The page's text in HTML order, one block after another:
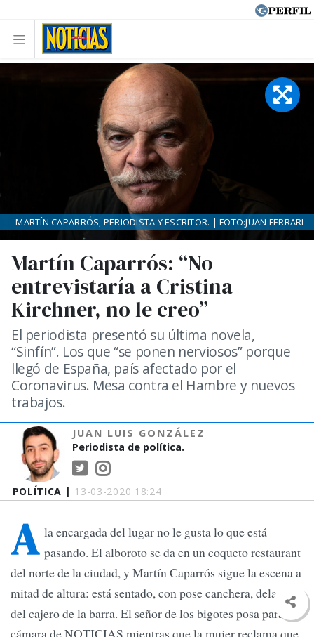
POLÍTICA | 13-03-2020 18:24
Martín Caparrós: “No
entrevistaría a Cristina
Kirchner, no le creo”
El periodista presentó su última novela,
“Sinfín”. Los que “se ponen nerviosos” porque
llegó de España, país afectado por el
Coronavirus. Mesa contra el Hambre y nuevos
trabajos.
JUAN LUIS GONZÁLEZ
Periodista de política.
MARTÍN CAPARRÓS, PERIODISTA Y ESCRITOR. | FOTO:JUAN FERRARI
A la encargada del lugar no le gusta lo que está
pasando. El alboroto se da en un coqueto restaurant
del norte de la ciudad, y Martín Caparrós sigue la escena a
mitad de altura: está sentado, con pose canchera, delante
del cajero de la barra. El señor de los bigotes posa para la
cámara de NOTICIAS mientras que la mujer reclama que